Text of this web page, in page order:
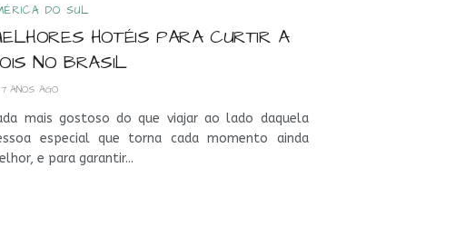
DO SUL
HOTÉIS PARA CURTIR A
NO BRASIL
7 ANOS AGO
mais gostoso do que viajar ao lado daquela
especial que torna cada momento ainda
e para garantir...